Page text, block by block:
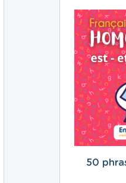
50